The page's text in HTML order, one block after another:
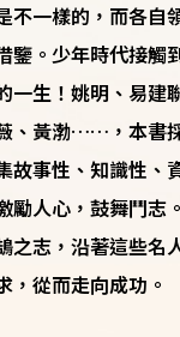
不一樣的，而各自
鑒。少年時代接觸
一生！姚明、易建
、黃渤……，本書
故事性、知識性、
勵人心，鼓舞鬥志
之志，沿著這些名
，從而走向成功。